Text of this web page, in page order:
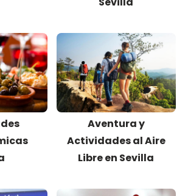
Aventura y
Actividades al Aire
Libre en Sevilla